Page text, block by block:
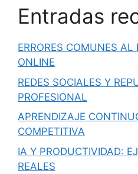
Entradas
ERRORES COMUNES
ONLINE
REDES SOCIALES Y
PROFESIONAL
APRENDIZAJE
COMPETITIVA
IA Y PRODUCTIVIDAD:
REALES